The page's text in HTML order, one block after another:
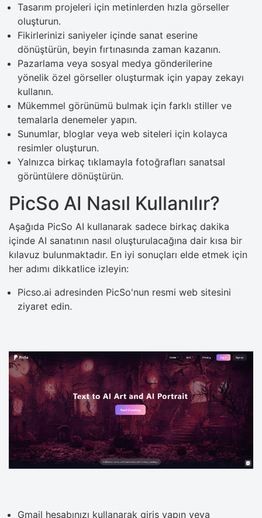
Tasarım projeleri için metinlerden hızla görseller
oluşturun.
Fikirlerinizi saniyeler içinde sanat eserine
dönüştürün, beyin fırtınasında zaman kazanın.
Pazarlama veya sosyal medya gönderilerine
yönelik özel görseller oluşturmak için yapay zekayı
kullanın.
Mükemmel görünümü bulmak için farklı stiller ve
temalarla denemeler yapın.
Sunumlar, bloglar veya web siteleri için kolayca
resimler oluşturun.
Yalnızca birkaç tıklamayla fotoğrafları sanatsal
görüntülere dönüştürün.
PicSo AI Nasıl Kullanılır?
Aşağıda PicSo AI kullanarak sadece birkaç dakika
içinde AI sanatının nasıl oluşturulacağına dair kısa bir
kılavuz bulunmaktadır. En iyi sonuçları elde etmek için
her adımı dikkatlice izleyin:
Picso.ai adresinden PicSo'nun resmi web sitesini
ziyaret edin.
Gmail hesabınızı kullanarak giriş yapın veya